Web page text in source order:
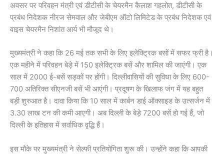
अवसर पर परिवहन मंत्री एवं डीटीसी के चेयरमैन कैलाश गहलोत, डीटीसी के
प्रबंध निदेशक नीरज सेमवाल और जेबीएम ऑटो लिमिटेड के प्रबंध निदेशक एवं
वाइस चेयरमैन निशांत आर्य भी मौजूद थे।
मुख्यमंत्री ने कहा कि 26 मई तक सभी के लिए इलेक्ट्रिक बसों में सफर फ्री है।
एक महीने में परिवहन बेड़े में 150 इलेक्ट्रिक बसें और शामिल की जाएंगी। एक
साल में 2000 ई-बसें सड़कों पर होंगी। दिल्लीवासियों की सुविधा के लिए 600-
700 अतिरिक्त सीएनजी बसें भी आएंगी। प्रदूषण के खिलाफ जंग में यह बहुत
बड़ी शुरुआत है। दावा किया कि 10 साल में कार्बन डाई ऑक्साइड के उत्सर्जन में
3.30 लाख टन की कमी आएगी। अब दिल्ली के बेड़े 7200 बसें हो गई हैं, जो
दिल्ली के इतिहास में सर्वाधिक वृद्धि हैं।
इस मौके पर मुख्यमंत्री ने सेल्फी प्रतियोगिता शुरू की। उन्होंने कहा कि आपकी